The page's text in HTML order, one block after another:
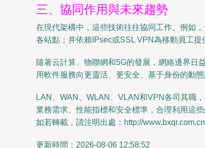
三、協同作用與未來趨勢
在現代架構中，這些技術往往協同工作。例如
各站點；并依賴IPsec或SSL VPN為移動員工
隨著云計算、物聯網和5G的發展，網絡邊界日
用軟件服務向更靈活、更安全、基于身份的動
LAN、WAN、WLAN、VLAN和VPN各司其職
業務需求、性能指標和安全標準，合理利用這
如若轉載，請注明出處：http://
更新時間：2026-08-06 12:58:52